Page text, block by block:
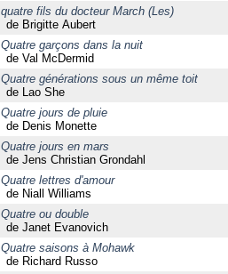
quatre fils du docteur March (Les)
de Brigitte Aubert
Quatre garçons dans la nuit
de Val McDermid
Quatre générations sous un même toit
de Lao She
Quatre jours de pluie
de Denis Monette
Quatre jours en mars
de Jens Christian Grondahl
Quatre lettres d'amour
de Niall Williams
Quatre ou double
de Janet Evanovich
Quatre saisons à Mohawk
de Richard Russo